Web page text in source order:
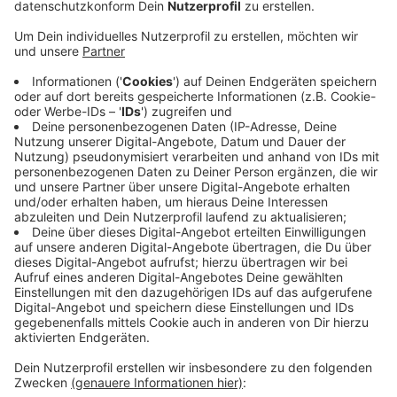
erst einmal nichts. Die NRW-Verordnung tritt ab
weiter über 100. In unserer Stadt gilt die
der Test-Option darf der Einzelhandel
offenbleiben. Für Krisenstabsleiter Slawig gibt es
hier zu viele Ausnahmen. Die Zahlen blieben
erschreckend hoch. Wuppertal hat aber auch
schärfere Regeln, die über die landesweite
Verordnung hinausgehen, beispielsweise bei den
Kontaktbeschränkungen oder beim Sport. Der
Krisenstab wartet auf die landesweiten
Regelungen, kann sich aber vorstellen, Ausnahmen
wie die Test-Option wieder rückgängig zu machen.
Veröffentlicht:Mittwoch, 07.04.2021 13:47
Anzeige